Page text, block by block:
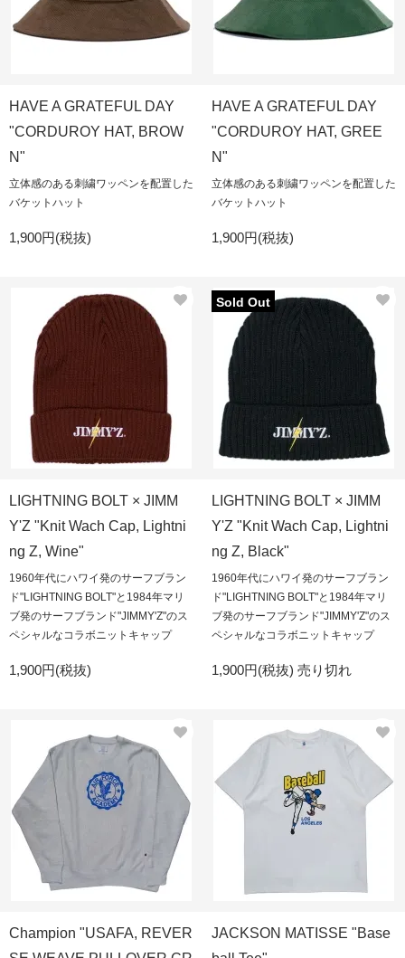
HAVE A GRATEFUL DAY
"CORDUROY HAT, BROW
N"
立体感のある刺繍ワッペンを配置した
バケットハット
1,900円(税抜)
HAVE A GRATEFUL DAY
"CORDUROY HAT, GREE
N"
立体感のある刺繍ワッペンを配置した
バケットハット
1,900円(税抜)
LIGHTNING BOLT × JIMM
Y'Z "Knit Wach Cap, Lightni
ng Z, Wine"
1960年代にハワイ発のサーフブラン
ド"LIGHTNING BOLT"と1984年マリ
ブ発のサーフブランド"JIMMY'Z"のス
ペシャルなコラボニットキャップ
1,900円(税抜)
Sold Out
LIGHTNING BOLT × JIMM
Y'Z "Knit Wach Cap, Lightni
ng Z, Black"
1960年代にハワイ発のサーフブラン
ド"LIGHTNING BOLT"と1984年マリ
ブ発のサーフブランド"JIMMY'Z"のス
ペシャルなコラボニットキャップ
1,900円(税抜) 売り切れ
Champion "USAFA, REVER
JACKSON MATISSE "Base